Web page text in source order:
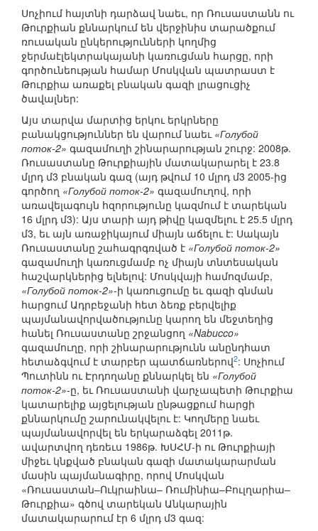
Սոչիում հայտնի դարձավ նաեւ, որ Ռուսաստանն ու
Թուրքիան քննարկում են վերջինիս տարածքում
ռուսական ընկերությունների կողմից
ջերմաէլեկտրակայանի կառուցման հարցը, որի
գործունեության համար Մոսկվան պատրաստ է
Թուրքիա առաքել բնական գազի լրացուցիչ
ծավալներ:
Այս տարվա մարտից երկու երկրները
բանակցություններ են վարում նաեւ «Голубой
поток-2» գազամուղի շինարարության շուրջ: 2008թ.
Ռուսաստանը Թուրքիային մատակարարել է 23.8
մլրդ մ3 բնական գազ (այդ թվում 10 մլրդ մ3 2005-ից
գործող «Голубой поток-2» գազամուղով, որի
առավելագույն հզորությունը կազմում է տարեկան
16 մլրդ մ3): Այս տարի այդ թիվը կազմելու է 25.5 մլրդ
մ3, եւ այն առաջիկայում միայն աճելու է: Սակայն
Ռուսաստանը շահագրգռված է «Голубой поток-2»
գազամուղի կառուցմամբ ոչ միայն տնտեսական
հաշվարկներից ելնելով: Մոսկվայի համոզմամբ,
«Голубой поток-2»-ի կառուցումը եւ գազի գնման
հարցում Ադրբեջանի հետ ձեռք բերվելիք
պայմանավորվածությունը կարող են մեջտեղից
հանել Ռուսաստանը շրջանցող «Nabucco»
գազամուղը, որի շինարարությունն անընդհատ
հետաձգվում է տարբեր պատճառներով2: Սոչիում
Պուտինն ու Էրդողանը քննարկել են «Голубой
поток-2»-ը, եւ Ռուսաստանի վարչապետի Թուրքիա
կատարելիք այցելության ընթացքում հարցի
քննարկումը շարունակվելու է: Կողմերը նաեւ
պայմանավորվել են երկարաձգել 2011թ.
ավարտվող դեռեւս 1986թ. ԽՍՀՄ-ի ու Թուրքիայի
միջեւ կնքված բնական գազի մատակարարման
մասին պայմանագիրը, որով Մոսկվան
«Ռուսաստան–Ուկրաինա– Ռումինիա–Բուլղարիա–
Թուրքիա» գծով տարեկան Անկարային
մատակարարում էր 6 մլրդ մ3 գազ: